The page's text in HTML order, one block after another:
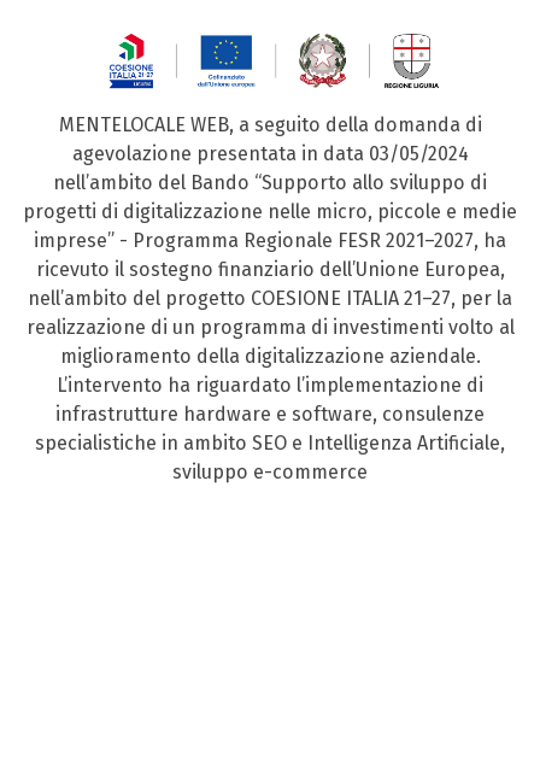
MENTELOCALE WEB, a seguito della domanda di
agevolazione presentata in data 03/05/2024
nell’ambito del Bando “Supporto allo sviluppo di
progetti di digitalizzazione nelle micro, piccole e medie
imprese” - Programma Regionale FESR 2021–2027, ha
ricevuto il sostegno finanziario dell’Unione Europea,
nell’ambito del progetto COESIONE ITALIA 21–27, per la
realizzazione di un programma di investimenti volto al
miglioramento della digitalizzazione aziendale.
L’intervento ha riguardato l’implementazione di
infrastrutture hardware e software, consulenze
specialistiche in ambito SEO e Intelligenza Artificiale,
sviluppo e-commerce